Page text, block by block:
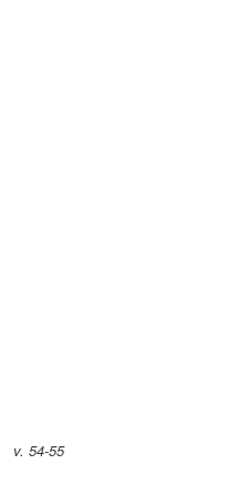
v. 54-55